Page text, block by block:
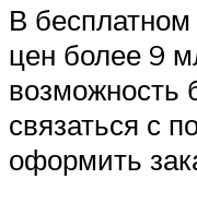
В
цен более 9
возможность
связаться с
оформить